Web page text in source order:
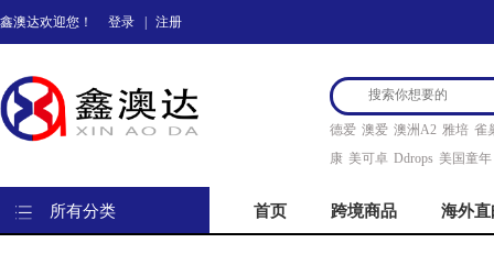
鑫澳达欢迎您！ 登录 注册
德爱 澳爱 澳洲A2 雅培 雀
康 美可卓 Ddrops 美国童年
所有分类 首页 跨境商品 海外直